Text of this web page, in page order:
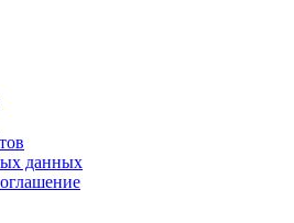
данных